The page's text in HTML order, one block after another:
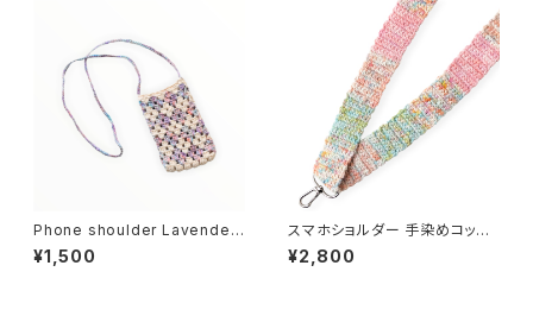
Phone shoulder Lavender
スマホショルダー ラベンダー
¥1,500
スマホショルダー 手染めコット
ン100% 淡レインボー スマホス
トラップ
¥2,800